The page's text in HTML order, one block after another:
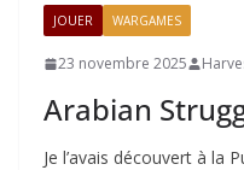
JOUER WARGAMES
23 novembre 2025
Arabian
Je l’avais découvert à la